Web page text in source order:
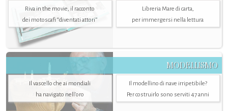
Riva in the movie, il racconto
dei motoscafi “diventati attori”
Libreria Mare di carta,
per immergersi nella lettura
MODELLISMO
Il vascello che ai mondiali
ha navigato nell’oro
Il modellino di nave irripetibile?
Per costruirlo sono serviti 47 anni